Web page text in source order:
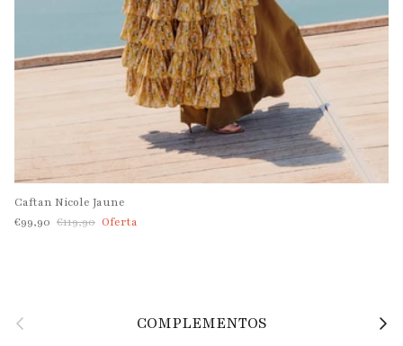
Caftan Nicole Jaune
Precio de venta
€99,90 Precio normal
€119,90 Oferta
Anterior COMPLEMENTOS